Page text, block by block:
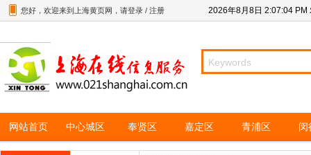
您好，欢迎来到上海黄页网，请登录 / 注册 2026年8月8日 2:07:04 PM
网站首页 中心城区 奉贤区 嘉定区 青浦区 闵